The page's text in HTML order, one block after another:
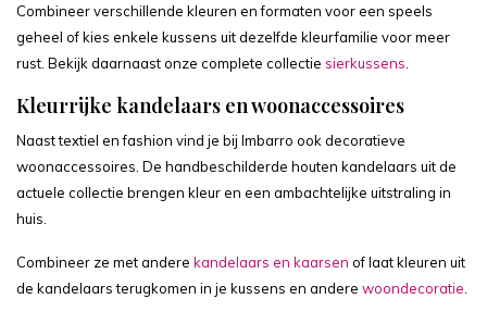
Combineer verschillende kleuren en formaten voor een speels
geheel of kies enkele kussens uit dezelfde kleurfamilie voor meer
rust. Bekijk daarnaast onze complete collectie sierkussens
Kleurrijke kandelaars en woonaccessoires
Naast textiel en fashion vind je bij Imbarro ook decoratieve
woonaccessoires. De handbeschilderde houten kandelaars uit de
actuele collectie brengen kleur en een ambachtelijke uitstraling in
huis.
Combineer ze met andere kandelaars en kaarsen of laat kleuren uit
de kandelaars terugkomen in je kussens en andere woondecoratie